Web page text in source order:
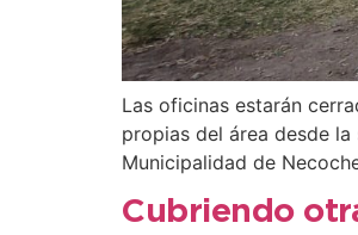
Las oficinas estarán
propias del área desde
Municipalidad de
Cubriendo